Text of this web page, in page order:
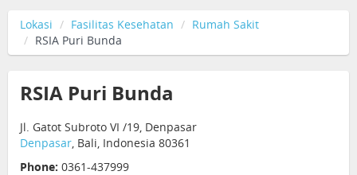
Lokasi Fasilitas Kesehatan
Rumah Sakit
RSIA Puri Bunda
RSIA Puri Bunda
Jl. Gatot Subroto VI /19, Denpasar
Denpasar, Bali, Indonesia 80361
Phone: 0361-437999